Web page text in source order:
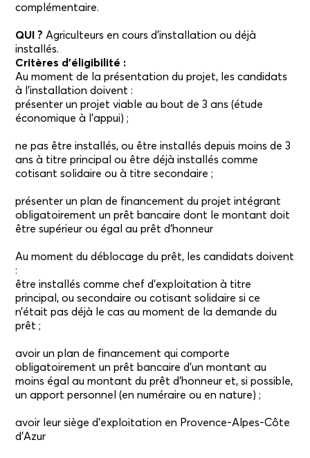
complémentaire.
QUI ? Agriculteurs en cours d’installation ou déjà
installés.
Critères d’éligibilité :
Au moment de la présentation du projet, les candidats
à l’installation doivent :
présenter un projet viable au bout de 3 ans (étude
économique à l’appui) ;
ne pas être installés, ou être installés depuis moins de 3
ans à titre principal ou être déjà installés comme
cotisant solidaire ou à titre secondaire ;
présenter un plan de financement du projet intégrant
obligatoirement un prêt bancaire dont le montant doit
être supérieur ou égal au prêt d’honneur
Au moment du déblocage du prêt, les candidats doivent
:
être installés comme chef d’exploitation à titre
principal, ou secondaire ou cotisant solidaire si ce
n’était pas déjà le cas au moment de la demande du
prêt ;
avoir un plan de financement qui comporte
obligatoirement un prêt bancaire d’un montant au
moins égal au montant du prêt d’honneur et, si possible,
un apport personnel (en numéraire ou en nature) ;
avoir leur siège d’exploitation en Provence-Alpes-Côte
d’Azur